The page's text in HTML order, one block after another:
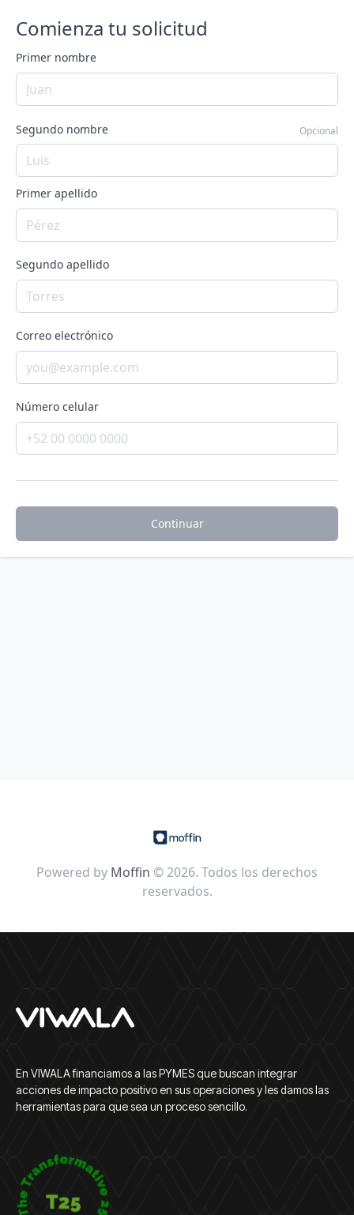
En VIWALA financiamos a las PYMES que buscan integrar
acciones de impacto positivo en sus operaciones y les damos las
herramientas para que sea un proceso sencillo.